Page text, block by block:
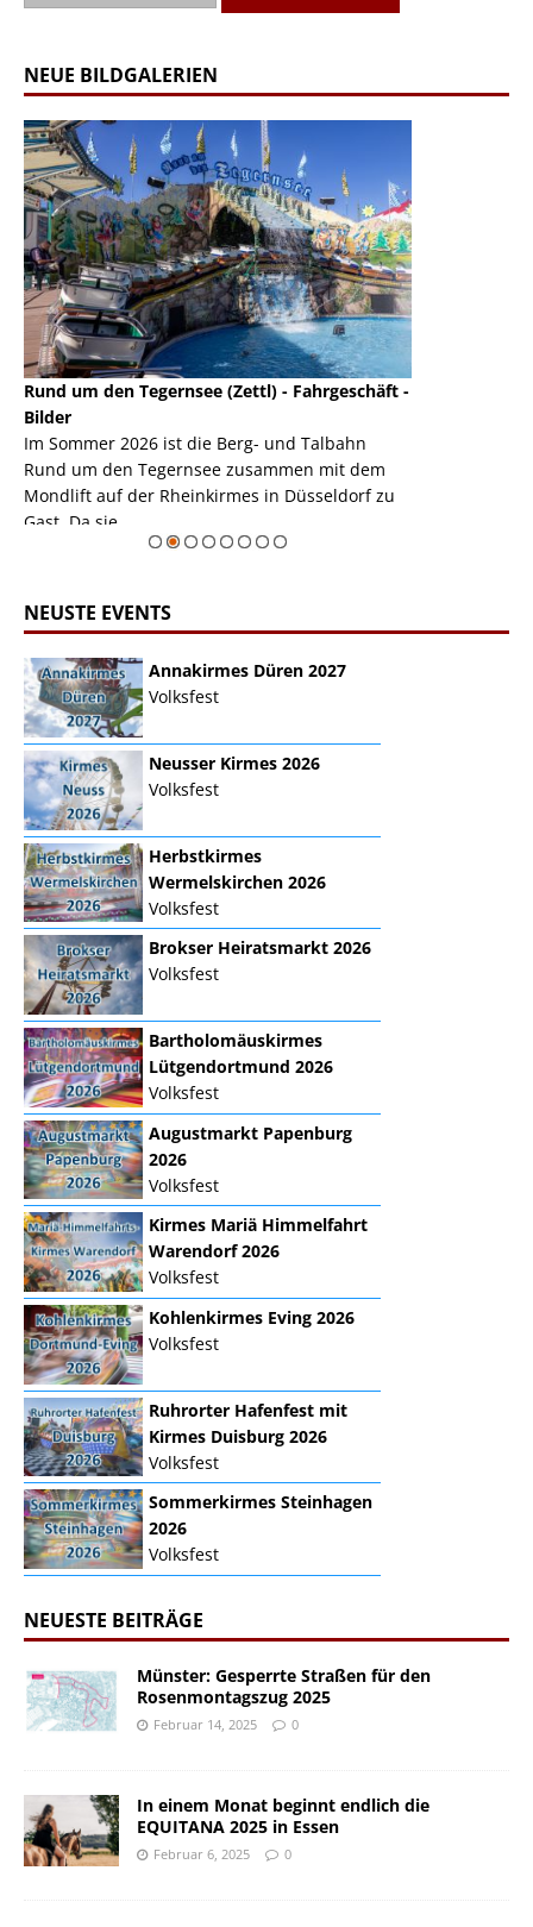
NEUE BILDGALERIEN
Rund um den Tegernsee (Zettl) - Fahrgeschäft -
Bilder
Im Sommer 2026 ist die Berg- und Talbahn
Rund um den Tegernsee zusammen mit dem
Mondlift auf der Rheinkirmes in Düsseldorf zu
Gast. Da sie ...
NEUSTE EVENTS
Annakirmes Düren 2027
Volksfest
Neusser Kirmes 2026
Volksfest
Herbstkirmes
Wermelskirchen 2026
Volksfest
Brokser Heiratsmarkt 2026
Volksfest
Bartholomäuskirmes
Lütgendortmund 2026
Volksfest
Augustmarkt Papenburg
2026
Volksfest
Kirmes Mariä Himmelfahrt
Warendorf 2026
Volksfest
Kohlenkirmes Eving 2026
Volksfest
Ruhrorter Hafenfest mit
Kirmes Duisburg 2026
Volksfest
Sommerkirmes Steinhagen
2026
Volksfest
NEUESTE BEITRÄGE
Münster: Gesperrte Straßen für den
Rosenmontagszug 2025
Februar 14, 2025 0
In einem Monat beginnt endlich die
EQUITANA 2025 in Essen
Februar 6, 2025 0